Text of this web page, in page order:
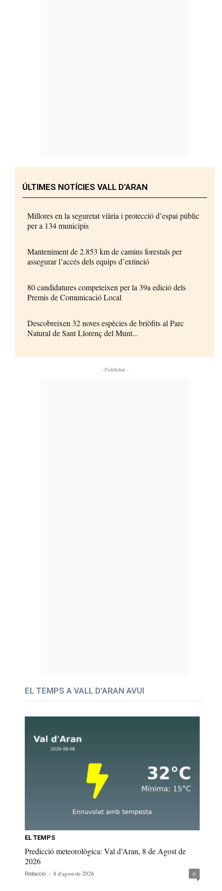
ÚLTIMES NOTÍCIES VALL D'ARAN
Millores en la seguretat viària i protecció d’espai públic
per a 134 municipis
Manteniment de 2.853 km de camins forestals per
assegurar l’accés dels equips d’extinció
80 candidatures competeixen per la 39a edició dels
Premis de Comunicació Local
Descobreixen 32 noves espècies de briòfits al Parc
Natural de Sant Llorenç del Munt...
- Publicitat -
EL TEMPS A VALL D'ARAN AVUI
EL TEMPS
Predicció meteorològica: Val d’Aran, 8 de Agost de
2026
Redacció - 8 d'agost de 2026 0